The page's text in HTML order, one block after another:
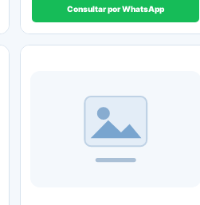
Consultar por WhatsApp